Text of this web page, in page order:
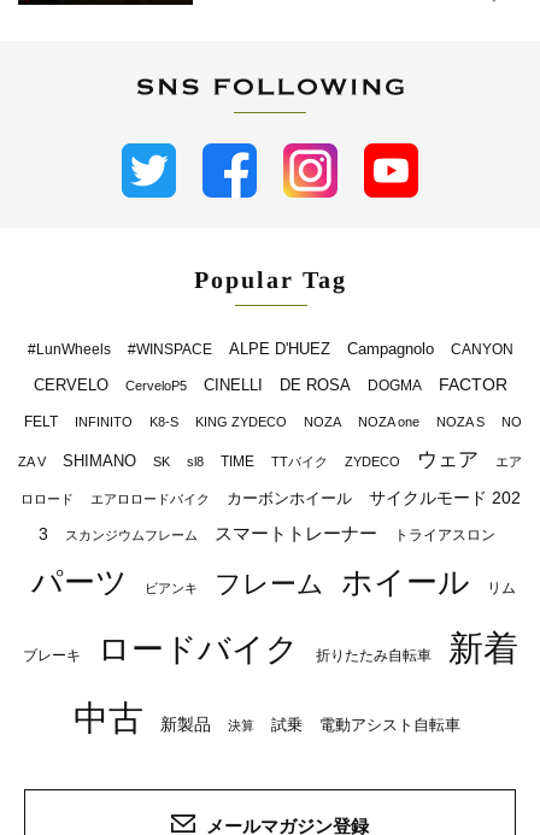
Popular Tag
#LunWheels #WINSPACE ALPE D'HUEZ Campagnolo CANYON
CERVELO CerveloP5 CINELLI DE ROSA DOGMA FACTOR
FELT INFINITO K8-S KING ZYDECO NOZA NOZA one NOZA S NO
ZA V SHIMANO SK sl8 TIME TTバイク ZYDECO ウェア エア
ロロード エアロロードバイク カーボンホイール
サイクルモード 202
3
スカンジウムフレーム スマートトレーナー トライアスロン
パーツ ビアンキ フレーム ホイール リム
ブレーキ ロードバイク 折りたたみ自転車
新着
中古
新製品 決算 試乗 電動アシスト自転車
メールマガジン登録